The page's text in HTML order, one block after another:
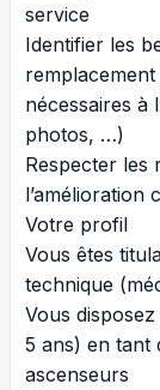
service
Identifier les
nécessaires à
photos, …)
Respecter les
l’amélioration
Votre profil
Vous êtes
technique
Vous
5 ans) en tant
ascenseurs